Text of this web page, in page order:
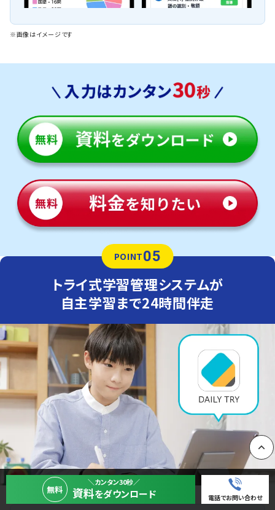
※画像はイメージです
POINT05
トライ式学習管理システムが
自主学習まで24時間伴走
無料
＼カンタン30秒／
資料をダウンロード 電話でお問い合わせ